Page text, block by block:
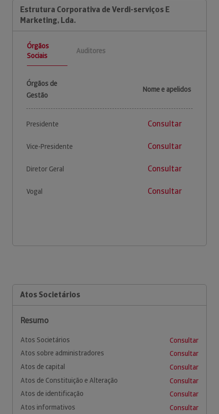
Estrutura Corporativa de Verdi-serviços E
Marketing, Lda.
Órgãos
Sociais
Auditores
Órgãos de
Gestão
Nome e apelidos
Presidente Consultar
Vice-Presidente Consultar
Diretor Geral Consultar
Vogal Consultar
Atos Societários
Resumo
Atos Societários
Consultar
Atos sobre administradores
Consultar
Atos de capital
Consultar
Atos de Constituição e Alteração
Consultar
Atos de identificação
Consultar
Atos informativos
Consultar